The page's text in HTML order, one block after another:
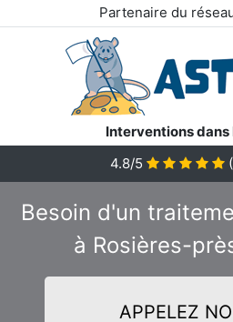
Partenaire du
Interventions dans
4.8/5 (
Besoin d'un
à Rosières-
APPELEZ